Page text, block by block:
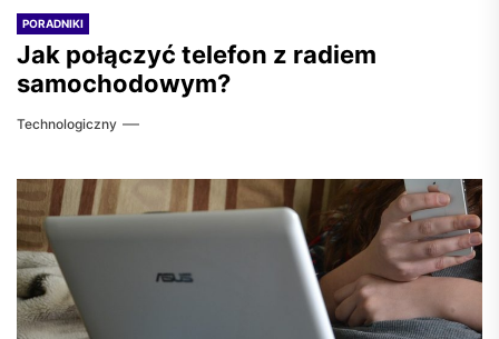
PORADNIKI
Jak połączyć telefon z radiem
samochodowym?
Technologiczny